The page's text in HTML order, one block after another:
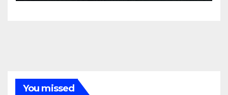
You missed